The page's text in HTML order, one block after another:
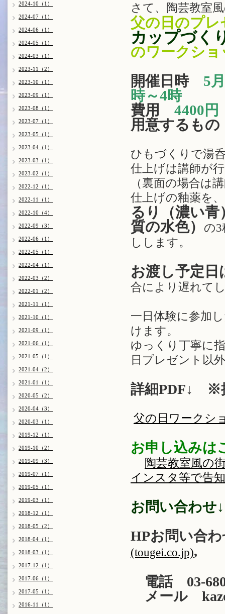
さて、陶芸教室
父の日のプレ
カップづく
のワークショ
開催日時 5
時～4時
費用 4400円
用意するもの
ひもづくりで湯
仕上げは講師が
（裏面の場合は
仕上げの釉薬を、
るり（濃い
質の水色）
の
しします。
お渡し予定日
合により遅れて
一日体験に参加
けます。
ゆっくり丁寧に
日プレゼント以
詳細PDF↓ ※
父の日ワークシ
お申し込みは
陶芸教室風の
インスタ等で告
お問い合わせ↓
HPお問い合
(tougei.co.jp),
電話 03-
メール
2024-10（1）
2024-07（1）
2024-06（1）
2024-05（1）
2024-03（1）
2023-11（2）
2023-10（1）
2023-09（1）
2023-08（1）
2023-07（1）
2023-05（1）
2023-04（1）
2023-03（1）
2023-02（1）
2022-12（1）
2022-11（1）
2022-10（4）
2022-09（3）
2022-06（1）
2022-05（1）
2022-04（1）
2022-03（2）
2022-01（2）
2021-11（1）
2021-10（1）
2021-09（1）
2021-06（1）
2021-05（1）
2021-04（2）
2021-01（1）
2020-05（2）
2020-04（3）
2020-03（1）
2019-12（1）
2019-10（2）
2019-09（3）
2019-07（1）
2019-05（1）
2019-03（1）
2018-12（1）
2018-05（2）
2018-04（1）
2018-03（1）
2017-12（1）
2017-06（1）
2017-05（1）
2016-11（1）